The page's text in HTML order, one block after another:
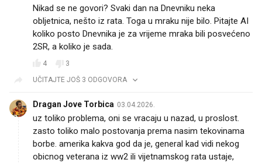
Nikad se ne govori? Svaki dan na Dnevniku neka
obljetnica, nešto iz rata. Toga u mraku nije bilo. Pitajte AI
koliko posto Dnevnika je za vrijeme mraka bili posvećeno
2SR, a koliko je sada.
4
3
UČITAJTE JOŠ 3 ODGOVORA
Dragan Jove Torbica 03.04.2026.
uz toliko problema, oni se vracaju u nazad, u proslost.
zasto toliko malo postovanja prema nasim tekovinama
borbe. amerika kakva god da je, general kad vidi nekog
obicnog veterana iz ww2 ili vijetnamskog rata ustaje,